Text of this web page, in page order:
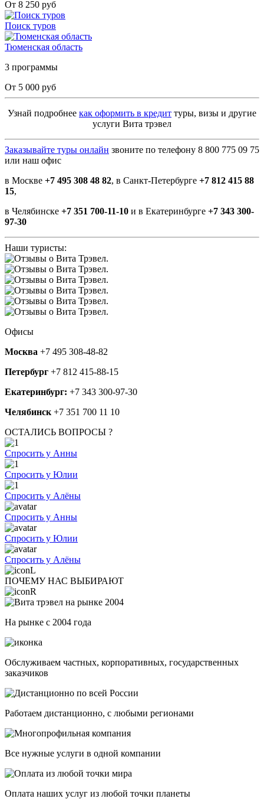
От 8 250 руб
Поиск туров
Тюменская область
3 программы
От 5 000 руб
Узнай подробнее как оформить в кредит туры, визы и другие
услуги Вита трэвел
Заказывайте туры онлайн звоните по телефону 8 800 775 09 75
или наш офис
в Москве +7 495 308 48 82, в Санкт-Петербурге +7 812 415 88
15,
в Челябинске +7 351 700-11-10 и в Екатеринбурге +7 343 300-
97-30
Наши туристы:
Офисы
Москва +7 495 308-48-82
Петербург +7 812 415-88-15
Екатеринбург: +7 343 300-97-30
Челябинск +7 351 700 11 10
ОСТАЛИСЬ ВОПРОСЫ ?
Спросить у Анны
Спросить у Юлии
Спросить у Алёны
Спросить у Анны
Спросить у Юлии
Спросить у Алёны
ПОЧЕМУ НАС ВЫБИРАЮТ
На рынке с 2004 года
Обслуживаем частных, корпоративных, государственных
заказчиков
Работаем дистанционно, с любыми регионами
Все нужные услуги в одной компании
Оплата наших услуг из любой точки планеты